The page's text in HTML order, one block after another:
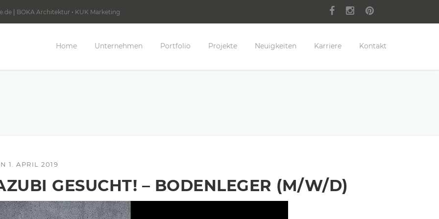
BOKA Architektur • KUK Marketing
Home Unternehmen Portfolio Projekte Neuigkeiten Karriere Kontakt
1. APRIL 2019
GESUCHT! – BODENLEGER (M/W/D)